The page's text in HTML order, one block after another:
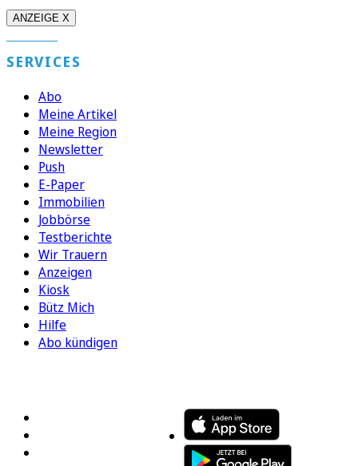
ANZEIGE X
SERVICES
Abo
Meine Artikel
Meine Region
Newsletter
Push
E-Paper
Immobilien
Jobbörse
Testberichte
Wir Trauern
Anzeigen
Kiosk
Bütz Mich
Hilfe
Abo kündigen